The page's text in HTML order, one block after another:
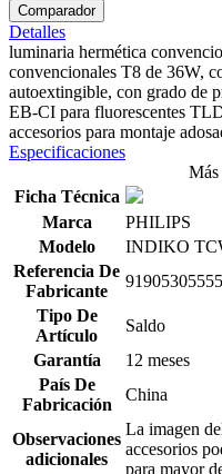
Comparador
Detalles
luminaria hermética
convencionales T8 de 36W,
autoextingible, con grado de
EB-CI para fluorescentes
accesorios para montaje
Especificaciones
Ficha Técnica
Marca
PHILIPS
Modelo
INDIKO
Referencia De
Fabricante
Tipo De
Artículo
Saldo
Garantía
12 meses
País De
Fabricación
China
Observaciones
adicionales
La imagen
accesorios
para mayor